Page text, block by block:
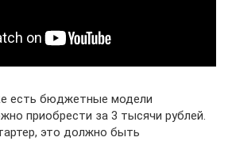
есть бюджетные модели
приобрести за 3 тысячи рублей.
это должно быть